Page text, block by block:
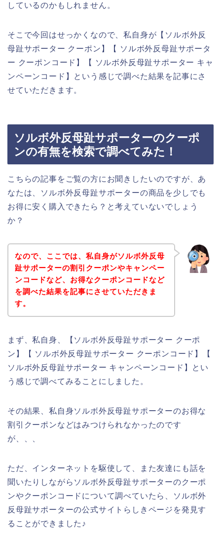
しているのかもしれません。
そこで今回はせっかくなので、私自身が【ソルボ外反
母趾サポーター クーポン】【 ソルボ外反母趾サポータ
ー クーポンコード】【 ソルボ外反母趾サポーター キャ
ンペーンコード】という感じで調べた結果を記事にさ
せていただきます。
ソルボ外反母趾サポーターのクーポ
ンの有無を検索で調べてみた！
こちらの記事をご覧の方にお聞きしたいのですが、あ
なたは、ソルボ外反母趾サポーターの商品を少しでも
お得に安く購入できたら？と考えていないでしょう
か？
なので、ここでは、私自身がソルボ外反母
趾サポーターの割引クーポンやキャンペー
ンコードなど、お得なクーポンコードなど
を調べた結果を記事にさせていただきま
す。
まず、私自身、【ソルボ外反母趾サポーター クーポ
ン】【 ソルボ外反母趾サポーター クーポンコード】【
ソルボ外反母趾サポーター キャンペーンコード】とい
う感じで調べてみることにしました。
その結果、私自身ソルボ外反母趾サポーターのお得な
割引クーポンなどはみつけられなかったのです
が、、、
ただ、インターネットを駆使して、また友達にも話を
聞いたりしながらソルボ外反母趾サポーターのクーポ
ンやクーポンコードについて調べていたら、ソルボ外
反母趾サポーターの公式サイトらしきページを発見す
ることができました♪